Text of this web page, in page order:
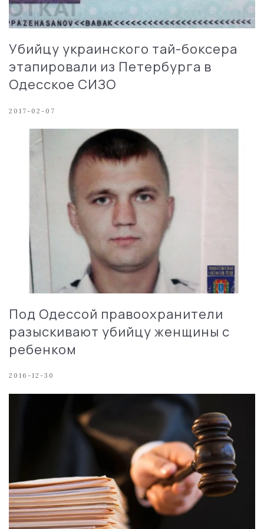
Убийцу украинского тай-боксера
этапировали из Петербурга в
Одесское СИЗО
2017-02-07
Под Одессой правоохранители
разыскивают убийцу женщины с
ребенком
2016-12-30